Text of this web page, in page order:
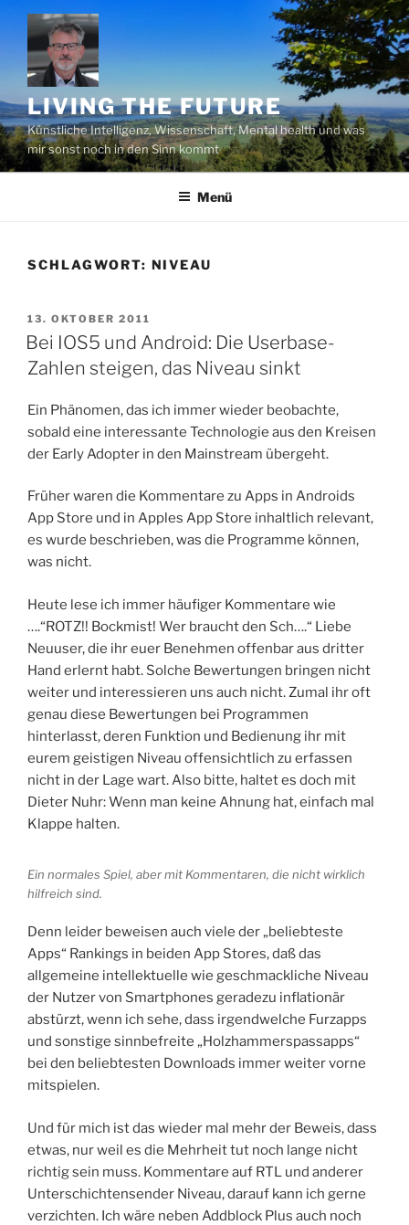
Zum
Inhalt
springen
LIVING THE FUTURE
Künstliche Intelligenz, Wissenschaft, Mental health und was
mir sonst noch in den Sinn kommt
Menü
SCHLAGWORT: NIVEAU
VERÖFFENTLICHT
AM
13. OKTOBER 2011
Bei IOS5 und Android: Die Userbase-
Zahlen steigen, das Niveau sinkt
Ein Phänomen, das ich immer wieder beobachte,
sobald eine interessante Technologie aus den Kreisen
der Early Adopter in den Mainstream übergeht.
Früher waren die Kommentare zu Apps in Androids
App Store und in Apples App Store inhaltlich relevant,
es wurde beschrieben, was die Programme können,
was nicht.
Heute lese ich immer häufiger Kommentare wie
….“ROTZ!! Bockmist! Wer braucht den Sch….“ Liebe
Neuuser, die ihr euer Benehmen offenbar aus dritter
Hand erlernt habt. Solche Bewertungen bringen nicht
weiter und interessieren uns auch nicht. Zumal ihr oft
genau diese Bewertungen bei Programmen
hinterlasst, deren Funktion und Bedienung ihr mit
eurem geistigen Niveau offensichtlich zu erfassen
nicht in der Lage wart. Also bitte, haltet es doch mit
Dieter Nuhr: Wenn man keine Ahnung hat, einfach mal
Klappe halten.
Ein normales Spiel, aber mit Kommentaren, die nicht wirklich
hilfreich sind.
Denn leider beweisen auch viele der „beliebteste
Apps“ Rankings in beiden App Stores, daß das
allgemeine intellektuelle wie geschmackliche Niveau
der Nutzer von Smartphones geradezu inflationär
abstürzt, wenn ich sehe, dass irgendwelche Furzapps
und sonstige sinnbefreite „Holzhammerspassapps“
bei den beliebtesten Downloads immer weiter vorne
mitspielen.
Und für mich ist das wieder mal mehr der Beweis, dass
etwas, nur weil es die Mehrheit tut noch lange nicht
richtig sein muss. Kommentare auf RTL und anderer
Unterschichtensender Niveau, darauf kann ich gerne
verzichten. Ich wäre neben Addblock Plus auch noch